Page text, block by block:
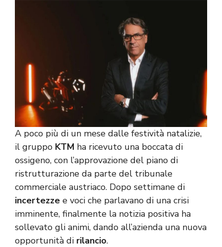
A poco più di un mese dalle festività natalizie,
il gruppo KTM ha ricevuto una boccata di
ossigeno, con l’approvazione del piano di
ristrutturazione da parte del tribunale
commerciale austriaco. Dopo settimane di
incertezze e voci che parlavano di una crisi
imminente, finalmente la notizia positiva ha
sollevato gli animi, dando all’azienda una nuova
opportunità di rilancio.